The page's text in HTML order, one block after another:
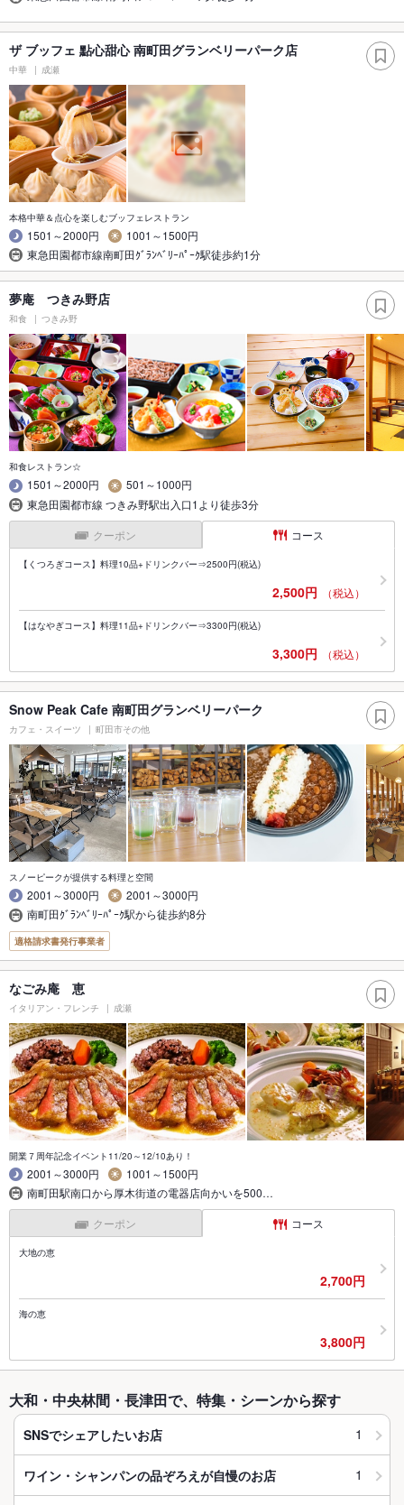
ザ ブッフェ 點心甜心 南町田グランベリーパーク店
中華 成瀬
本格中華＆点心を楽しむブッフェレストラン
1501～2000円
1001～1500円
東急田園都市線南町田ｸﾞﾗﾝﾍﾞﾘｰﾊﾟｰｸ駅徒歩約1分
夢庵 つきみ野店
和食 つきみ野
和食レストラン☆
1501～2000円
501～1000円
東急田園都市線 つきみ野駅出入口1より徒歩3分
クーポン コース
【くつろぎコース】料理10品+ドリンクバー⇒2500円(税込)
2,500円 （税込）
【はなやぎコース】料理11品+ドリンクバー⇒3300円(税込)
3,300円 （税込）
Snow Peak Cafe 南町田グランベリーパーク
カフェ・スイーツ 町田市その他
スノーピークが提供する料理と空間
2001～3000円
2001～3000円
南町田ｸﾞﾗﾝﾍﾞﾘｰﾊﾟｰｸ駅から徒歩約8分
適格請求書発行事業者
なごみ庵 恵
イタリアン・フレンチ 成瀬
開業７周年記念イベント11/20～12/10あり！
2001～3000円
1001～1500円
南町田駅南口から厚木街道の電器店向かいを500…
クーポン コース
大地の恵
2,700円
海の恵
3,800円
大和・中央林間・長津田で、特集・シーンから探す
SNSでシェアしたいお店 1
ワイン・シャンパンの品ぞろえが自慢のお店 1